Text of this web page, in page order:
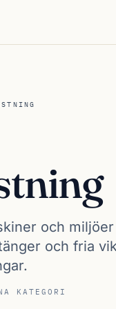
och
och fria
KATEGORI